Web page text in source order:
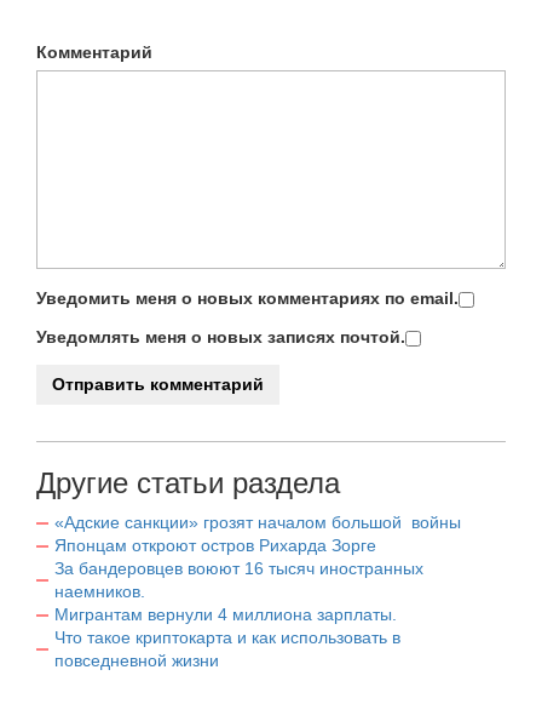
Комментарий
Уведомить меня о новых комментариях по email.
Уведомлять меня о новых записях почтой.
Другие статьи раздела
«Адские санкции» грозят началом большой войны
Японцам откроют остров Рихарда Зорге
За бандеровцев воюют 16 тысяч иностранных
наемников.
Мигрантам вернули 4 миллиона зарплаты.
Что такое криптокарта и как использовать в
повседневной жизни